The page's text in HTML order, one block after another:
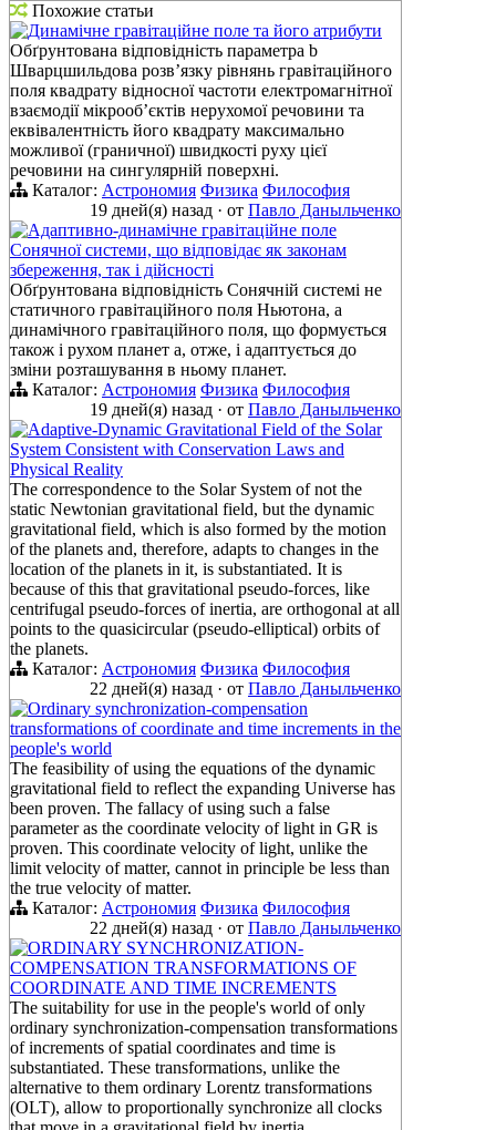
Похожие статьи
Динамічне гравітаційне поле та його атрибути
Обґрунтована відповідність параметра b
Шварцшильдова розв’язку рівнянь гравітаційного
поля квадрату відносної частоти електромагнітної
взаємодії мікрооб’єктів нерухомої речовини та
еквівалентність його квадрату максимально
можливої (граничної) швидкості руху цієї
речовини на сингулярній поверхні.
Каталог: Астрономия Физика Философия
19 дней(я) назад · от Павло Даныльченко
Адаптивно-динамічне гравітаційне поле
Сонячної системи, що відповідає як законам
збереження, так і дійсності
Обґрунтована відповідність Сонячній системі не
статичного гравітаційного поля Ньютона, а
динамічного гравітаційного поля, що формується
також і рухом планет а, отже, і адаптується до
зміни розташування в ньому планет.
Каталог: Астрономия Физика Философия
19 дней(я) назад · от Павло Даныльченко
Adaptive-Dynamic Gravitational Field of the Solar
System Consistent with Conservation Laws and
Physical Reality
The correspondence to the Solar System of not the
static Newtonian gravitational field, but the dynamic
gravitational field, which is also formed by the motion
of the planets and, therefore, adapts to changes in the
location of the planets in it, is substantiated. It is
because of this that gravitational pseudo-forces, like
centrifugal pseudo-forces of inertia, are orthogonal at all
points to the quasicircular (pseudo-elliptical) orbits of
the planets.
Каталог: Астрономия Физика Философия
22 дней(я) назад · от Павло Даныльченко
Ordinary synchronization-compensation
transformations of coordinate and time increments in the
people's world
The feasibility of using the equations of the dynamic
gravitational field to reflect the expanding Universe has
been proven. The fallacy of using such a false
parameter as the coordinate velocity of light in GR is
proven. This coordinate velocity of light, unlike the
limit velocity of matter, cannot in principle be less than
the true velocity of matter.
Каталог: Астрономия Физика Философия
22 дней(я) назад · от Павло Даныльченко
ORDINARY SYNCHRONIZATION-
COMPENSATION TRANSFORMATIONS OF
COORDINATE AND TIME INCREMENTS
The suitability for use in the people's world of only
ordinary synchronization-compensation transformations
of increments of spatial coordinates and time is
substantiated. These transformations, unlike the
alternative to them ordinary Lorentz transformations
(OLT), allow to proportionally synchronize all clocks